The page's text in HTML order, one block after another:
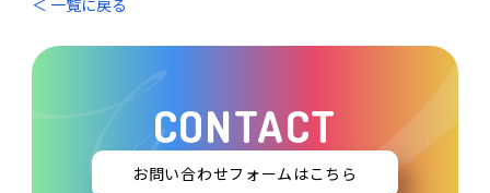
＜ 一覧に戻る
CONTACT
お問い合わせフォームはこちら